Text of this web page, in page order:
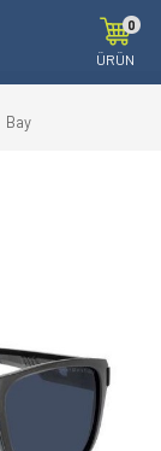
0
ÜRÜN
Bay